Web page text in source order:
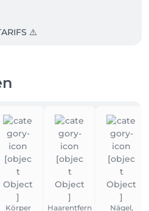
⚠️
et de votre fidélité 💛
Körper
Haarentfern
Nägel,